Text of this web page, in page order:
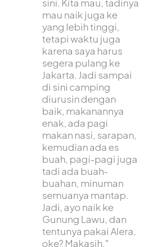
sini. Kita mau, tadinya
mau naik juga ke
yang lebih tinggi,
tetapi waktu juga
karena saya harus
segera pulang ke
Jakarta. Jadi sampai
di sini camping
diurusin dengan
baik, makanannya
enak, ada pagi
makan nasi, sarapan,
kemudian ada es
buah, pagi-pagi juga
tadi ada buah-
buahan, minuman
semuanya mantap.
Jadi, ayo naik ke
Gunung Lawu, dan
tentunya pakai Alera,
oke? Makasih."